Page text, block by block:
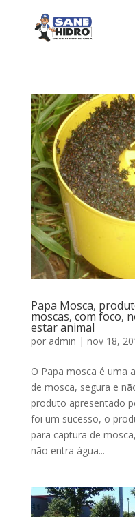
Papa Mosca,
moscas, com foco,
estar animal
por admin | nov 18,
O Papa mosca é uma
de mosca, segura e
produto apresentado
foi um sucesso, o
para captura de
não entra água...